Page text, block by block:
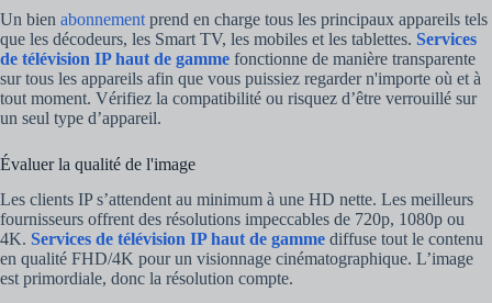
Un bien abonnement prend en charge tous les principaux appareils tels
que les décodeurs, les Smart TV, les mobiles et les tablettes. Services
de télévision IP haut de gamme fonctionne de manière transparente
sur tous les appareils afin que vous puissiez regarder n'importe où et à
tout moment. Vérifiez la compatibilité ou risquez d’être verrouillé sur
un seul type d’appareil.
Évaluer la qualité de l'image
Les clients IP s’attendent au minimum à une HD nette. Les meilleurs
fournisseurs offrent des résolutions impeccables de 720p, 1080p ou
4K. Services de télévision IP haut de gamme diffuse tout le contenu
en qualité FHD/4K pour un visionnage cinématographique. L’image
est primordiale, donc la résolution compte.